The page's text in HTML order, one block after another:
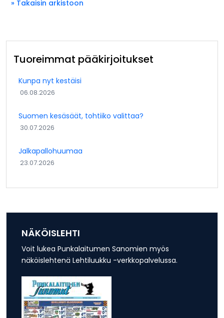
» Takaisin arkistoon
Tuoreimmat pääkirjoitukset
Kunpa nyt kestäisi
06.08.2026
Suomen kesäsäät, tohtiiko valittaa?
30.07.2026
Jalkapallohuumaa
23.07.2026
NÄKÖISLEHTI
Voit lukea Punkalaitumen Sanomien myös
näköislehtenä Lehtiluukku -verkkopalvelussa.